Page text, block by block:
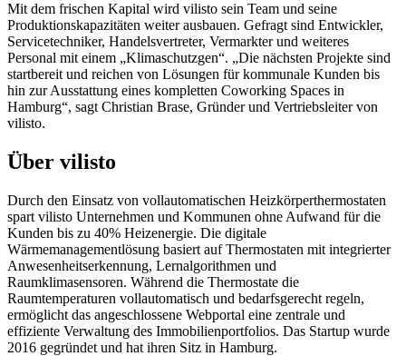
Mit dem frischen Kapital wird vilisto sein Team und seine
Produktionskapazitäten weiter ausbauen. Gefragt sind Entwickler,
Servicetechniker, Handelsvertreter, Vermarkter und weiteres
Personal mit einem „Klimaschutzgen“. „Die nächsten Projekte sind
startbereit und reichen von Lösungen für kommunale Kunden bis
hin zur Ausstattung eines kompletten Coworking Spaces in
Hamburg“, sagt Christian Brase, Gründer und Vertriebsleiter von
vilisto.
Über vilisto
Durch den Einsatz von vollautomatischen Heizkörperthermostaten
spart vilisto Unternehmen und Kommunen ohne Aufwand für die
Kunden bis zu 40% Heizenergie. Die digitale
Wärmemanagementlösung basiert auf Thermostaten mit integrierter
Anwesenheitserkennung, Lernalgorithmen und
Raumklimasensoren. Während die Thermostate die
Raumtemperaturen vollautomatisch und bedarfsgerecht regeln,
ermöglicht das angeschlossene Webportal eine zentrale und
effiziente Verwaltung des Immobilienportfolios. Das Startup wurde
2016 gegründet und hat ihren Sitz in Hamburg.